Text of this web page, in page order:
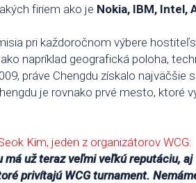
firiem ako je Nokia, IBM, Intel,
pri každoročnom výbere
napríklad geografická poloha,
práve Chengdu získalo
je rovnako prvé mesto, ktoré
Kim, jeden z organizátorov WCG:
má už teraz veľmi veľkú reputáciu,
privítajú WCG turnament.